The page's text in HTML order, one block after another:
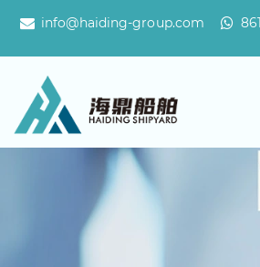
info@haiding-group.com